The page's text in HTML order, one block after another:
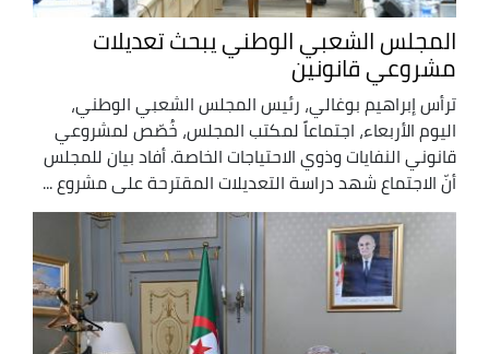
المجلس الشعبي الوطني يبحث تعديلات
مشروعي قانونين
ترأس إبراهيم بوغالي، رئيس المجلس الشعبي الوطني،
اليوم الأربعاء، اجتماعاً لمكتب المجلس، خُصّص لمشروعي
قانوني النفايات وذوي الاحتياجات الخاصة. أفاد بيان للمجلس
أنّ الاجتماع شهد دراسة التعديلات المقترحة على مشروع ...